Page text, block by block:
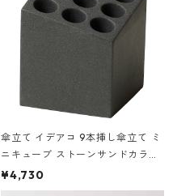
傘立て イデアコ 9本挿し傘立て ミ
ニキューブ ストーンサンドカラー
石調 ideaco Umbrella Stand CUB
E ストーンサンドブラック
¥4,730